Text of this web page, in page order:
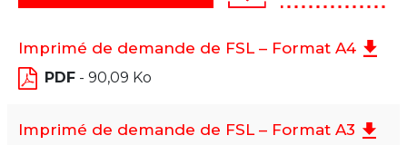
Imprimé de demande de FSL – Format A4
PDF - 90,09 Ko
Imprimé de demande de FSL – Format A3